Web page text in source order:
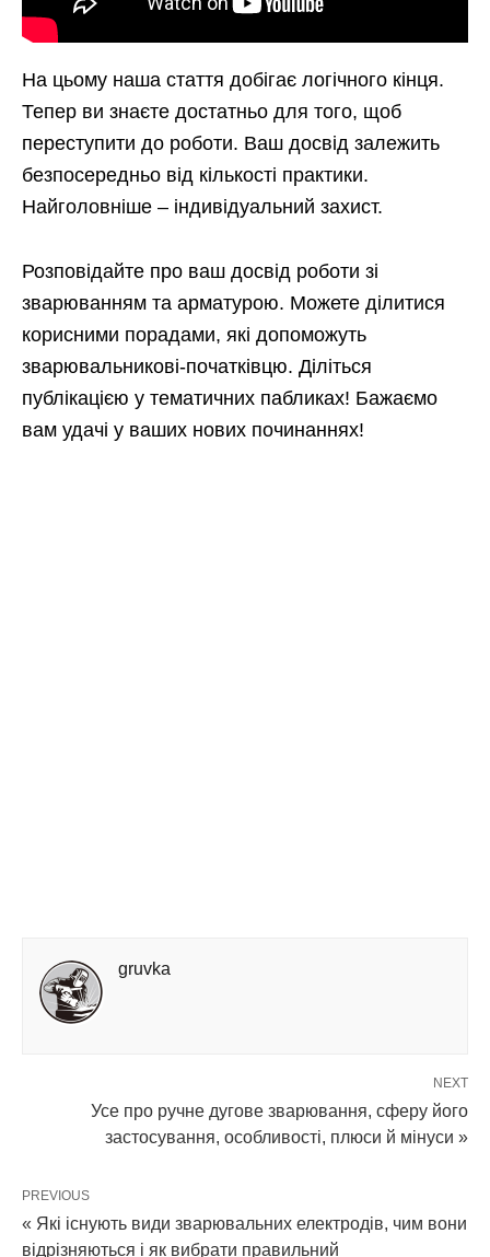
На цьому наша стаття добігає логічного кінця.
Тепер ви знаєте достатньо для того, щоб
переступити до роботи. Ваш досвід залежить
безпосередньо від кількості практики.
Найголовніше – індивідуальний захист.
Розповідайте про ваш досвід роботи зі
зварюванням та арматурою. Можете ділитися
корисними порадами, які допоможуть
зварювальникові-початківцю. Діліться
публікацією у тематичних пабликах! Бажаємо
вам удачі у ваших нових починаннях!
gruvka
NEXT
Усе про ручне дугове зварювання, сферу його
застосування, особливості, плюси й мінуси »
PREVIOUS
« Які існують види зварювальних електродів, чим вони
відрізняються і як вибрати правильний